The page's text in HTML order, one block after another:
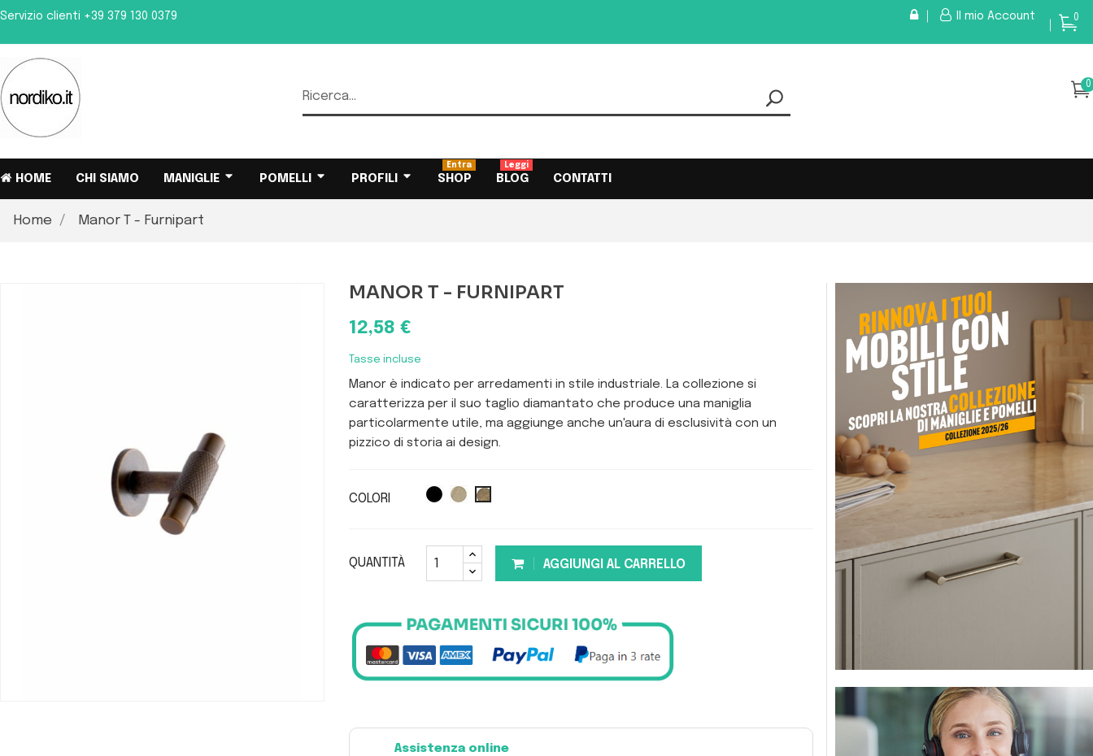
Servizio clienti +39 379 130 0379 Il mio Account 0
0
HOME CHI SIAMO MANIGLIE POMELLI PROFILI SHOP
Entra
BLOG
Leggi
CONTATTI
Home Manor T - Furnipart
MANOR T - FURNIPART
12,58 €
Tasse incluse
Manor è indicato per arredamenti in stile industriale. La collezione si
caratterizza per il suo taglio diamantato che produce una maniglia
particolarmente utile, ma aggiunge anche un'aura di esclusività con un
pizzico di storia ai design.
COLORI
QUANTITÀ AGGIUNGI AL CARRELLO
Assistenza online